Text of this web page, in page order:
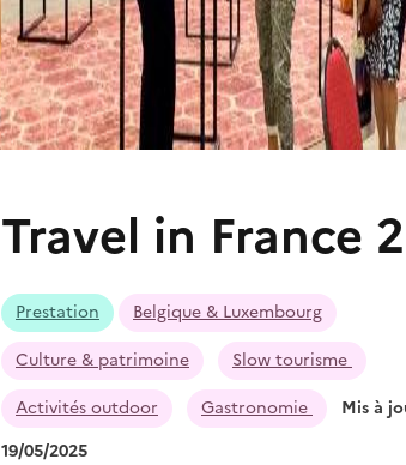
Travel in France
Prestation
Belgique & Luxembourg
Culture & patrimoine
Slow tourisme
Activités outdoor
Gastronomie
Mis à
19/05/2025